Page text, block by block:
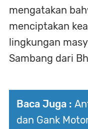
mengatakan
menciptakan
lingkungan
Sambang dari
Baca Juga :
dan Gank